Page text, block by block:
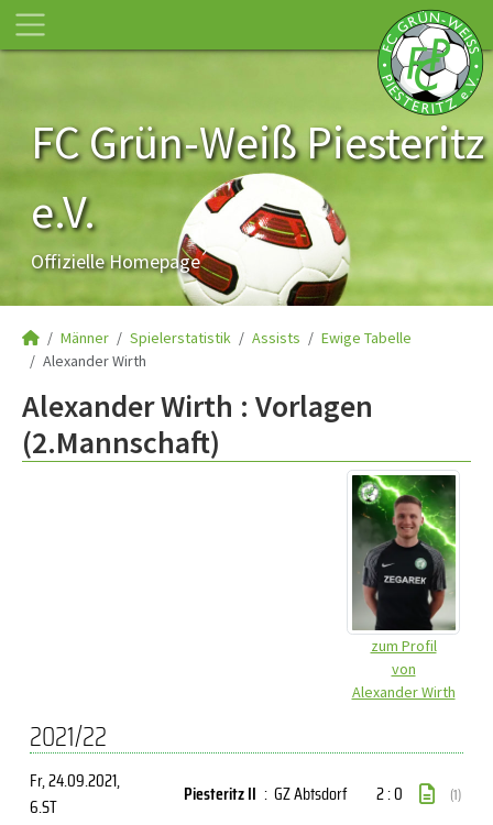
FC Grün-Weiß Piesteritz
e.V.
Offizielle Homepage
Männer Spielerstatistik Assists
Ewige Tabelle
Alexander Wirth
Alexander Wirth : Vorlagen
(2.Mannschaft)
zum Profil
von
Alexander Wirth
2021/22
Fr, 24.09.2021,
6.ST
Piesteritz II : GZ Abtsdorf 2 : 0 (1)